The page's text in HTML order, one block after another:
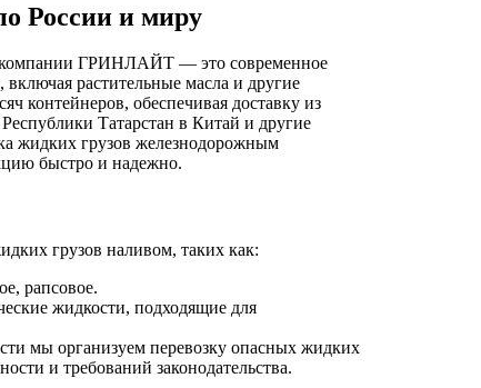
России и миру
компании ГРИНЛАЙТ — это современное
растительные масла и другие
контейнеров, обеспечивая доставку из
Татарстан в Китай и другие
жидких грузов железнодорожным
быстро и надежно.
грузов наливом, таких как:
рапсовое.
жидкости, подходящие для
мы организуем перевозку опасных жидких
и требований законодательства.